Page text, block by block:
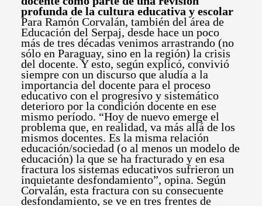
profunda de la cultura educativa y escolar
Para Ramón Corvalán, también del área de
Educación del Serpaj, desde hace un poco
más de tres décadas venimos arrastrando (no
sólo en Paraguay, sino en la región) la crisis
del docente. Y esto, según explicó, convivió
siempre con un discurso que aludía a la
importancia del docente para el proceso
educativo con el progresivo y sistemático
deterioro por la condición docente en ese
mismo período. “Hoy de nuevo emerge el
problema que, en realidad, va más allá de los
mismos docentes. Es la misma relación
educación/sociedad (o al menos un modelo de
educación) la que se ha fracturado y en esa
fractura los sistemas educativos sufrieron un
inquietante desfondamiento”, opina. Según
Corvalán, esta fractura con su consecuente
desfondamiento, se ve en tres frentes de